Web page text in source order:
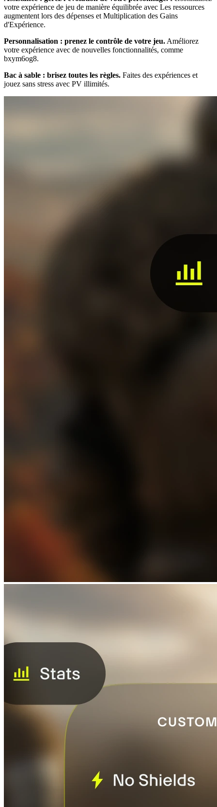
votre expérience de jeu de manière équilibrée avec Les ressources
augmentent lors des dépenses et Multiplication des Gains
d'Expérience.
Personnalisation : prenez le contrôle de votre jeu. Améliorez
votre expérience avec de nouvelles fonctionnalités, comme
bxym6og8.
Bac à sable : brisez toutes les règles. Faites des expériences et
jouez sans stress avec PV illimités.